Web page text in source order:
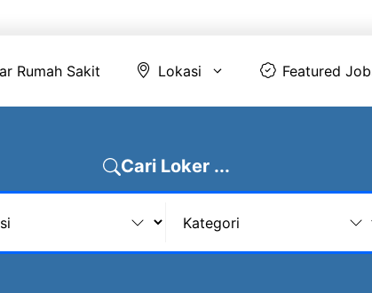
Rumah Sakit Lokasi Featured
Cari Loker ...